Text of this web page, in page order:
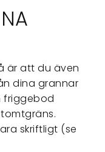
är att du även
dina grannar
friggebod
skriftligt (se